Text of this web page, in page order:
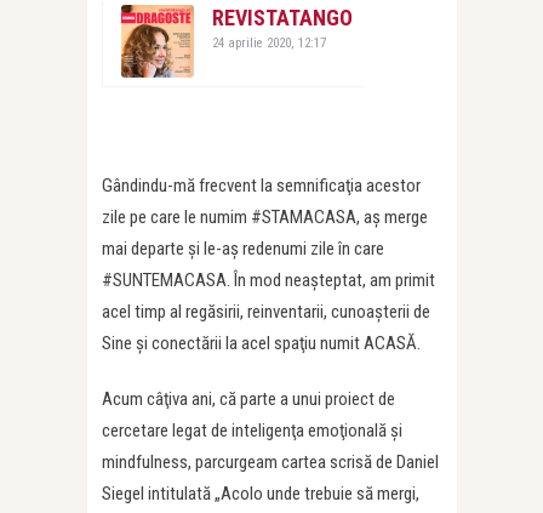
REVISTATANGO
24 aprilie 2020, 12:17
Gândindu-mă frecvent la semnificaţia acestor
zile pe care le numim #STAMACASA, aş merge
mai departe şi le-aş redenumi zile în care
#SUNTEMACASA. În mod neaşteptat, am primit
acel timp al regăsirii, reinventarii, cunoaşterii de
Sine şi conectării la acel spaţiu numit ACASĂ.
Acum câţiva ani, că parte a unui proiect de
cercetare legat de inteligenţa emoţională şi
mindfulness, parcurgeam cartea scrisă de Daniel
Siegel intitulată „Acolo unde trebuie să mergi,